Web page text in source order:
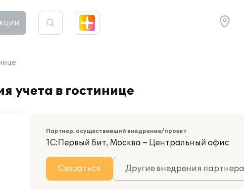
учета в гостинице
Партнер, осуществивший внедрение/проект
1С:Первый Бит, Москва – Центральный офис
Связаться Другие внедрения партнера